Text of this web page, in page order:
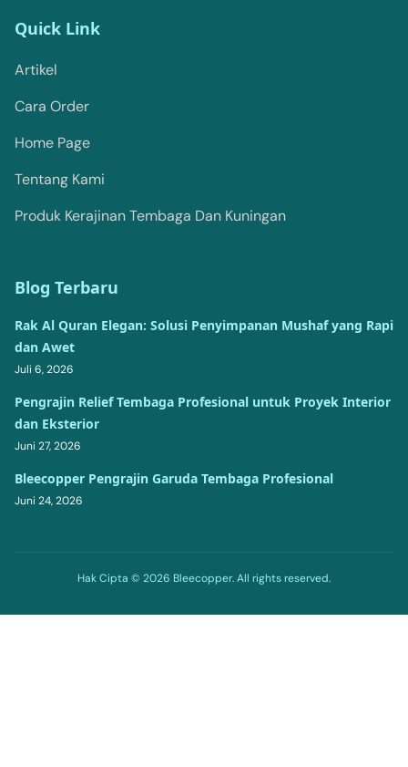
Quick Link
Artikel
Cara Order
Home Page
Tentang Kami
Produk Kerajinan Tembaga Dan Kuningan
Blog Terbaru
Rak Al Quran Elegan: Solusi Penyimpanan Mushaf yang Rapi
dan Awet
Juli 6, 2026
Pengrajin Relief Tembaga Profesional untuk Proyek Interior
dan Eksterior
Juni 27, 2026
Bleecopper Pengrajin Garuda Tembaga Profesional
Juni 24, 2026
Hak Cipta © 2026 Bleecopper. All rights reserved.